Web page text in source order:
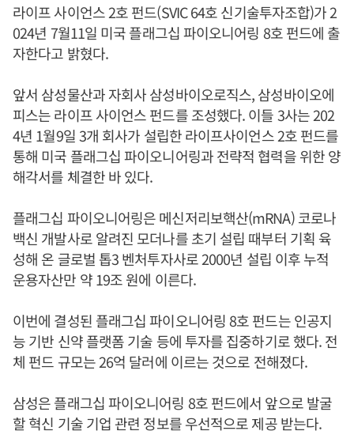
라이프 사이언스 2호 펀드(SVIC 64호 신기술투자조합)가 2
024년 7월11일 미국 플래그십 파이오니어링 8호 펀드에 출
자한다고 밝혔다.
앞서 삼성물산과 자회사 삼성바이오로직스, 삼성바이오에
피스는 라이프 사이언스 펀드를 조성했다. 이들 3사는 202
4년 1월9일 3개 회사가 설립한 라이프사이언스 2호 펀드를
통해 미국 플래그십 파이오니어링과 전략적 협력을 위한 양
해각서를 체결한 바 있다.
플래그십 파이오니어링은 메신저리보핵산(mRNA) 코로나
백신 개발사로 알려진 모더나를 초기 설립 때부터 기획 육
성해 온 글로벌 톱3 벤처투자사로 2000년 설립 이후 누적
운용자산만 약 19조 원에 이른다.
이번에 결성된 플래그십 파이오니어링 8호 펀드는 인공지
능 기반 신약 플랫폼 기술 등에 투자를 집중하기로 했다. 전
체 펀드 규모는 26억 달러에 이르는 것으로 전해졌다.
삼성은 플래그십 파이오니어링 8호 펀드에서 앞으로 발굴
할 혁신 기술 기업 관련 정보를 우선적으로 제공 받는다.